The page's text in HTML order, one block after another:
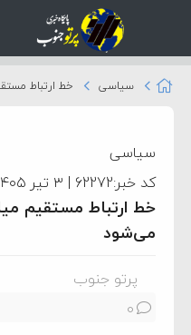
سیاسی خط ارتباط
سیاسی
کد خبر:62272 | ۳ تیر ۱۴۰۵ ساعت ۱۴:۰۳
خط ارتباط مستقیم
می‌شود
پرتو جنوب
0